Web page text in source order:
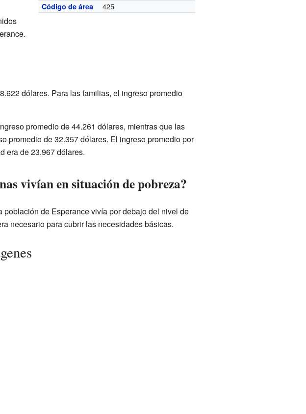
Código de área 425
dólares. Para las familias, el ingreso promedio
promedio de 44.261 dólares, mientras que las
promedio de 32.357 dólares. El ingreso promedio por
era de 23.967 dólares.
vivían en situación de pobreza?
población de Esperance vivía por debajo del nivel de
necesario para cubrir las necesidades básicas.